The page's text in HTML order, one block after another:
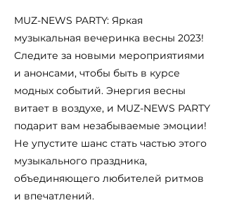
MUZ-NEWS PARTY: Яркая
музыкальная вечеринка весны 2023!
Следите за новыми мероприятиями
и анонсами, чтобы быть в курсе
модных событий. Энергия весны
витает в воздухе, и MUZ-NEWS PARTY
подарит вам незабываемые эмоции!
Не упустите шанс стать частью этого
музыкального праздника,
объединяющего любителей ритмов
и впечатлений.